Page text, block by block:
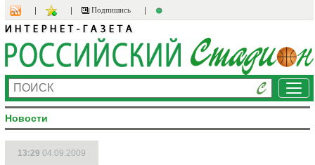
Подпишись
Новости
13:29 04.09.2009